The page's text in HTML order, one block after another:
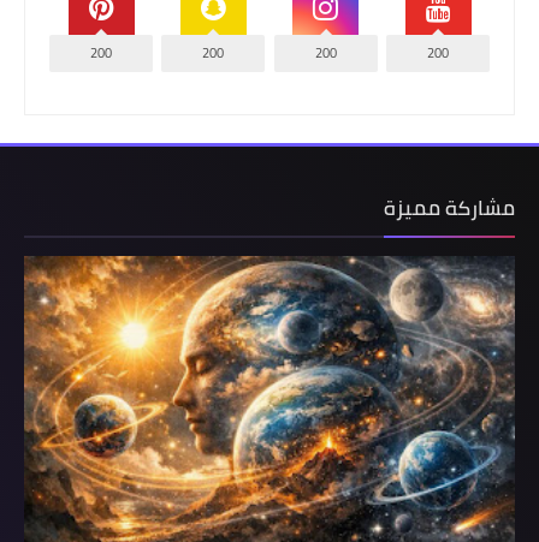
200
200
200
200
مشاركة مميزة